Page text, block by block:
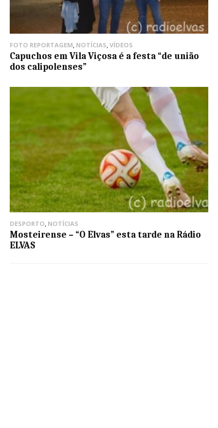
FOTO REPORTAGEM, NOTÍCIAS,VÍDEOS
Capuchos em Vila Viçosa é a festa “de união
dos calipolenses”
DESPORTO, NOTÍCIAS
Mosteirense – “O Elvas” esta tarde na Rádio
ELVAS